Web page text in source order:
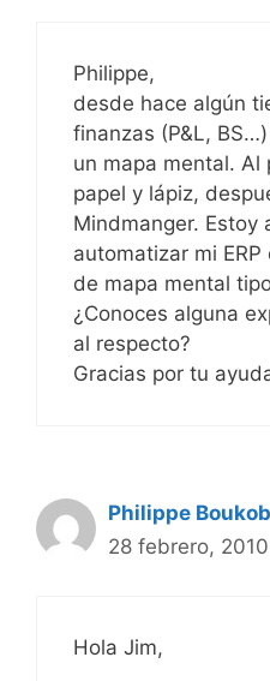
Philippe,
desde hace algún
finanzas (P&L,
un mapa mental. Al
papel y lápiz,
Mindmanger. Estoy
automatizar mi
de mapa mental
¿Conoces alguna
al respecto?
Gracias por tu
Philippe
28 febrero,
Hola Jim,